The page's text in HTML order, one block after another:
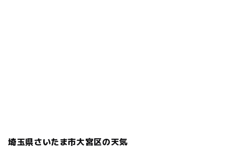
埼玉県さいたま市大宮区の天気